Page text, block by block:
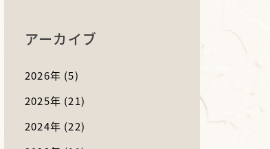
アーカイブ
2026年 (5)
2025年 (21)
2024年 (22)